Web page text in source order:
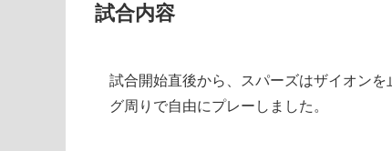
試合内容
試合開始直後から、スパーズはザイオン
グ周りで自由にプレーしました。